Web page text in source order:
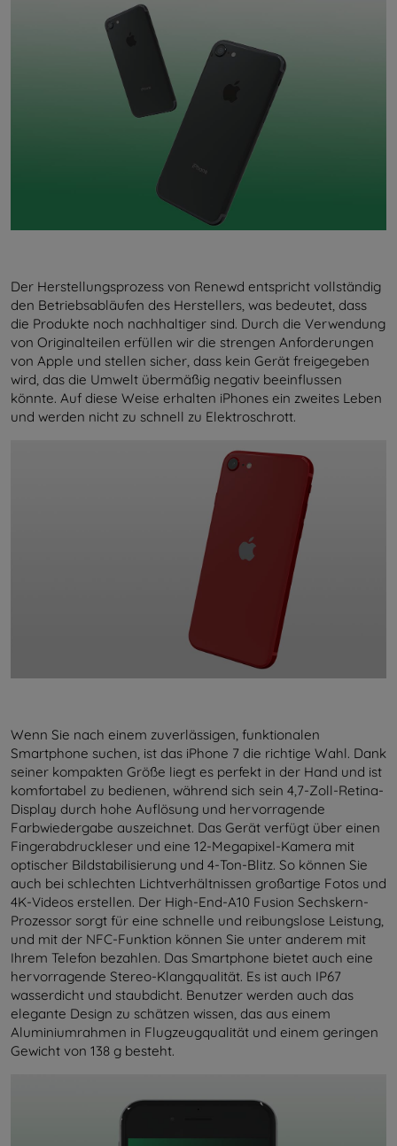
Der Herstellungsprozess von Renewd entspricht vollständig
den Betriebsabläufen des Herstellers, was bedeutet, dass
die Produkte noch nachhaltiger sind. Durch die Verwendung
von Originalteilen erfüllen wir die strengen Anforderungen
von Apple und stellen sicher, dass kein Gerät freigegeben
wird, das die Umwelt übermäßig negativ beeinflussen
könnte. Auf diese Weise erhalten iPhones ein zweites Leben
und werden nicht zu schnell zu Elektroschrott.
Wenn Sie nach einem zuverlässigen, funktionalen
Smartphone suchen, ist das iPhone 7 die richtige Wahl. Dank
seiner kompakten Größe liegt es perfekt in der Hand und ist
komfortabel zu bedienen, während sich sein 4,7-Zoll-Retina-
Display durch hohe Auflösung und hervorragende
Farbwiedergabe auszeichnet. Das Gerät verfügt über einen
Fingerabdruckleser und eine 12-Megapixel-Kamera mit
optischer Bildstabilisierung und 4-Ton-Blitz. So können Sie
auch bei schlechten Lichtverhältnissen großartige Fotos und
4K-Videos erstellen. Der High-End-A10 Fusion Sechskern-
Prozessor sorgt für eine schnelle und reibungslose Leistung,
und mit der NFC-Funktion können Sie unter anderem mit
Ihrem Telefon bezahlen. Das Smartphone bietet auch eine
hervorragende Stereo-Klangqualität. Es ist auch IP67
wasserdicht und staubdicht. Benutzer werden auch das
elegante Design zu schätzen wissen, das aus einem
Aluminiumrahmen in Flugzeugqualität und einem geringen
Gewicht von 138 g besteht.